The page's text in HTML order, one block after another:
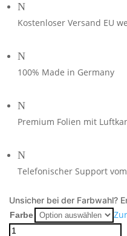
N
Kostenloser Versand EU
N
100% Made in Germany
N
Premium Folien mit
N
Telefonischer Support
Unsicher bei der Farbwahl?
Farbe
MT125